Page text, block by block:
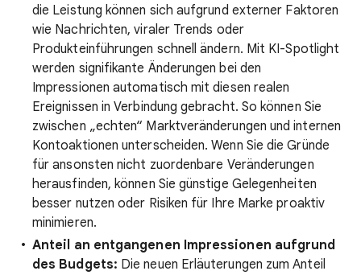
die Leistung können sich aufgrund externer Faktoren
wie Nachrichten, viraler Trends oder
Produkteinführungen schnell ändern. Mit KI-Spotlight
werden signifikante Änderungen bei den
Impressionen automatisch mit diesen realen
Ereignissen in Verbindung gebracht. So können Sie
zwischen „echten“ Marktveränderungen und internen
Kontoaktionen unterscheiden. Wenn Sie die Gründe
für ansonsten nicht zuordenbare Veränderungen
herausfinden, können Sie günstige Gelegenheiten
besser nutzen oder Risiken für Ihre Marke proaktiv
minimieren.
Anteil an entgangenen Impressionen aufgrund
des Budgets: Die neuen Erläuterungen zum Anteil